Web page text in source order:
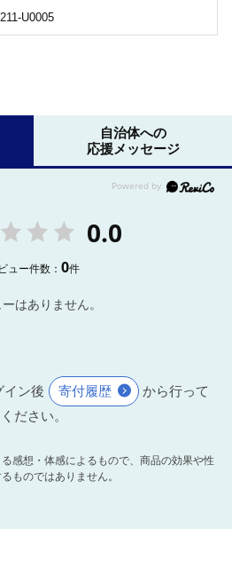
U0005
自治体への
応援メッセージ
0.0
ュー件数：0件
はありません。
イン後 寄付履歴
から行って
ください。
感想・体感によるもので、商品の効果や性
ものではありません。